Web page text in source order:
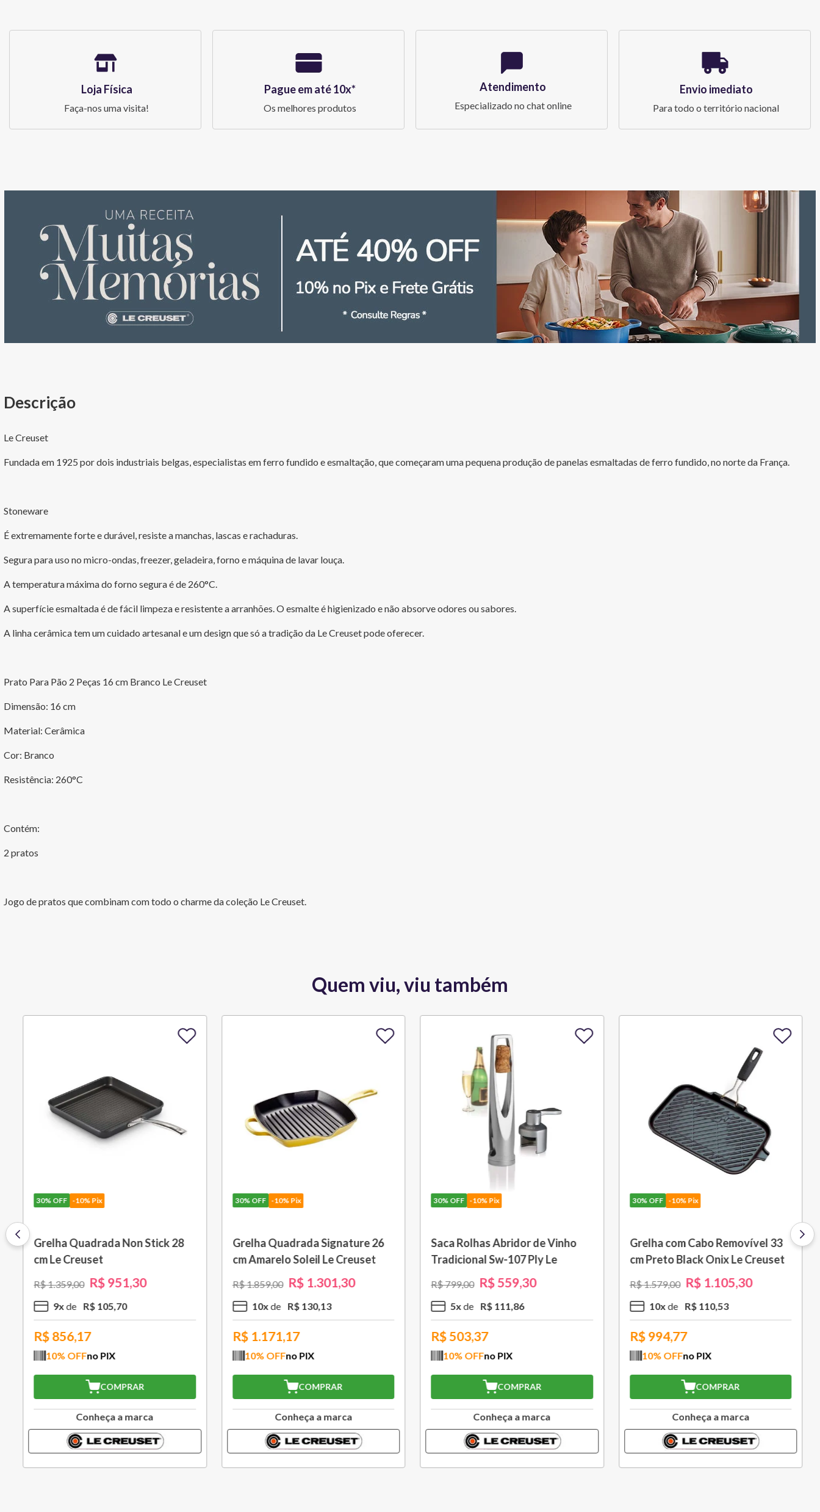
Loja Física
Faça-nos uma visita!
Pague em até 10x*
Os melhores produtos
Atendimento
Especializado no chat online
Envio imediato
Para todo o território nacional
Le Creuset
Fundada em 1925 por dois industriais belgas, especialistas em ferro fundido e esmaltação, que começaram uma pequena produção de panelas esmaltadas de ferro fundido, no norte da França.
Stoneware
É extremamente forte e durável, resiste a manchas, lascas e rachaduras.
Segura para uso no micro-ondas, freezer, geladeira, forno e máquina de lavar louça.
A temperatura máxima do forno segura é de 260°C.
A superfície esmaltada é de fácil limpeza e resistente a arranhões. O esmalte é higienizado e não absorve odores ou sabores.
A linha cerâmica tem um cuidado artesanal e um design que só a tradição da Le Creuset pode oferecer.
Prato Para Pão 2 Peças 16 cm Branco Le Creuset
Dimensão: 16 cm
Material: Cerâmica
Cor: Branco
Resistência: 260°C
Contém:
2 pratos
Jogo de pratos que combinam com todo o charme da coleção Le Creuset.
Quem viu, viu também
30%OFF -10% Pix
Saca Rolhas Abridor de Vinho
Tradicional Sw-107 Ply Le
R$799,00 R$ 559,30
5x R$111, 86
R$ 503,37
10% OFFno PIX
COMPRAR
Conheça a marca
30%OFF -10% Pix
Grelha com Cabo Removível 33
cm Preto Black Onix Le Creuset
R$1.579,00 R$1.105,30
10x R$110,53
R$994,77
10% OFFno PIX
COMPRAR
Conheça a marca
30%OFF -10% Pix
Bule Grand Cerâmica 1,3 L Azul
Caribe Le Creuset
R$529,00 R$ 370,30
3x R$123, 43
R$ 333,27
10% OFFno PIX
COMPRAR
Conheça a marca
30%OFF -10% Pix
Porta Utensílios Classic 2,3 L
Azul Marseille Le Creuset
R$449,00 R$314,30
3x R$104,76
R$282,87
10% OFFno PIX
COMPRAR
Conheça a marca